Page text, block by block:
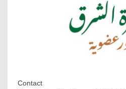
Contact